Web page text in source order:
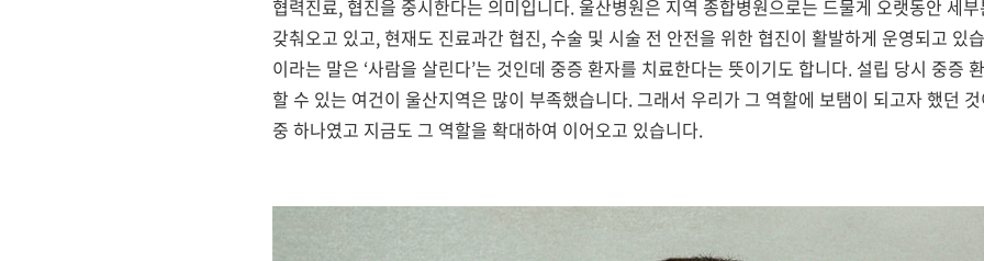
협력진료,협진을 중시한다는 의미입니다.울산병원은 지역 종합병원으로는 드물게 오랫동안 세
갖춰오고 있고, 현재도 진료과간 협진,수술 및 시술 전 안전을 위한 협진이 활발하게 운영되고 있
이라는 말은 ‘사람을 살린다’는 것인데 중증 환자를 치료한다는 뜻이기도 합니다. 설립 당시 중증
할 수 있는 여건이 울산지역은 많이 부족했습니다. 그래서 우리가 그 역할에 보탬이 되고자 했던
중 하나였고 지금도 그 역할을 확대하여 이어오고 있습니다.